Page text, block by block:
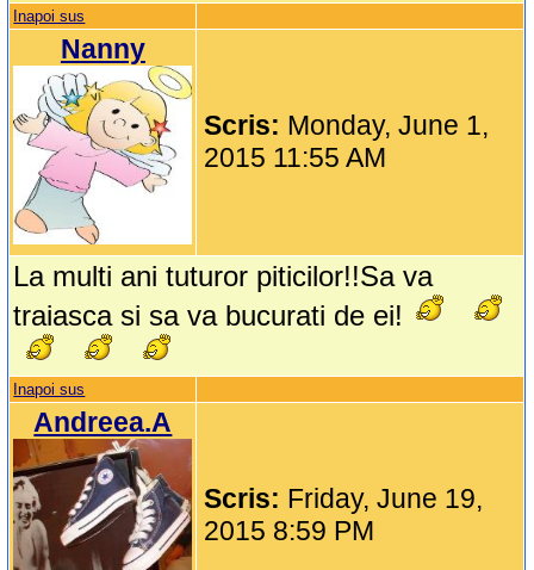
Inapoi sus
Nanny
Scris: Monday, June 1,
2015 11:55 AM
La multi ani tuturor piticilor!!Sa va
traiasca si sa va bucurati de ei!
Inapoi sus
Andreea.A
Scris: Friday, June 19,
2015 8:59 PM